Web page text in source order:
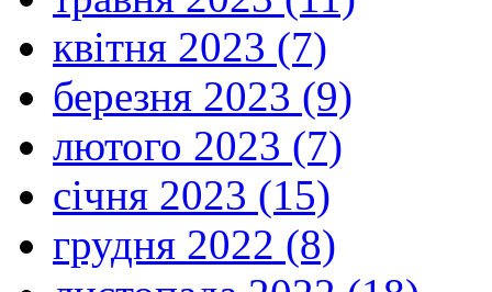
квітня 2023 (7)
березня 2023 (9)
лютого 2023 (7)
січня 2023 (15)
грудня 2022 (8)